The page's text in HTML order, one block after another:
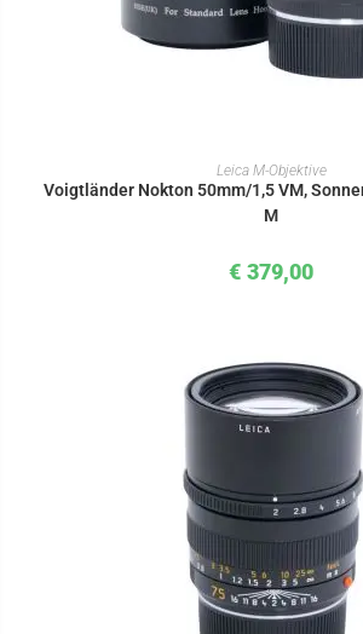
IN DEN WARENKORB
Leica M-Objektive
Voigtländer Nokton 50mm/1,5 VM,
M
€ 379,00